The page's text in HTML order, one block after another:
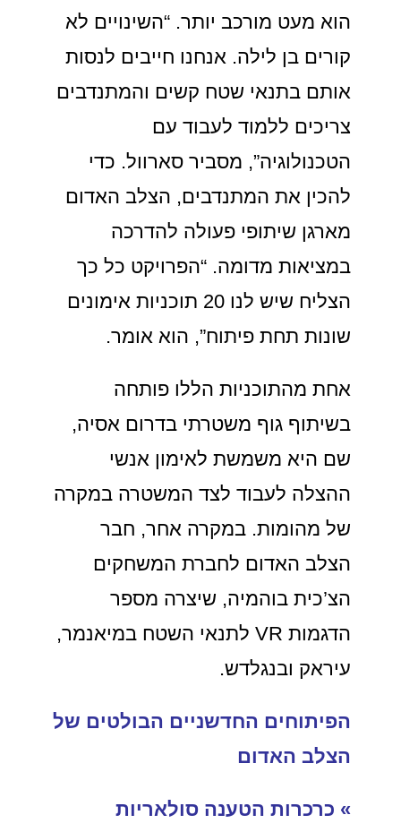
הוא מעט מורכב יותר. “השינויים לא
קורים בן לילה. אנחנו חייבים לנסות
אותם בתנאי שטח קשים והמתנדבים
צריכים ללמוד לעבוד עם
הטכנולוגיה”, מסביר סארוול. כדי
להכין את המתנדבים, הצלב האדום
מארגן שיתופי פעולה להדרכה
במציאות מדומה. “הפרויקט כל כך
הצליח שיש לנו 20 תוכניות אימונים
שונות תחת פיתוח”, הוא אומר.
אחת מהתוכניות הללו פותחה
בשיתוף גוף משטרתי בדרום אסיה,
שם היא משמשת לאימון אנשי
ההצלה לעבוד לצד המשטרה במקרה
של מהומות. במקרה אחר, חבר
הצלב האדום לחברת המשחקים
הצ’כית בוהמיה, שיצרה מספר
הדגמות VR לתנאי השטח במיאנמר,
עיראק ובנגלדש.
הפיתוחים החדשניים הבולטים של
הצלב האדום
» כרכרות הטענה סולאריות